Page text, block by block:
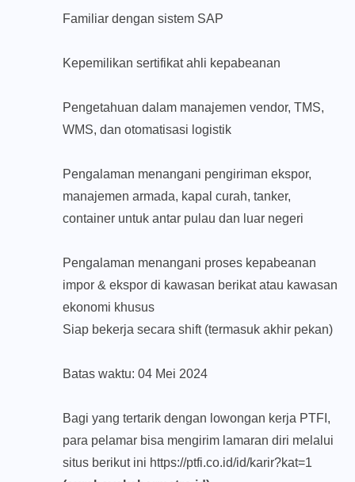
Familiar dengan sistem SAP
Kepemilikan sertifikat ahli kepabeanan
Pengetahuan dalam manajemen vendor, TMS,
WMS, dan otomatisasi logistik
Pengalaman menangani pengiriman ekspor,
manajemen armada, kapal curah, tanker,
container untuk antar pulau dan luar negeri
Pengalaman menangani proses kepabeanan
impor & ekspor di kawasan berikat atau kawasan
ekonomi khusus
Siap bekerja secara shift (termasuk akhir pekan)
Batas waktu: 04 Mei 2024
Bagi yang tertarik dengan lowongan kerja PTFI,
para pelamar bisa mengirim lamaran diri melalui
situs berikut ini https://ptfi.co.id/id/karir?kat=1